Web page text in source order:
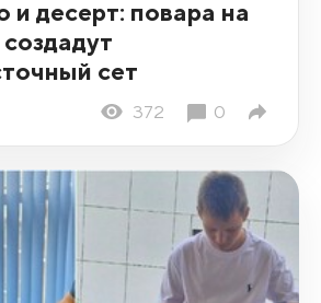
и десерт: повара на
сет
372 0